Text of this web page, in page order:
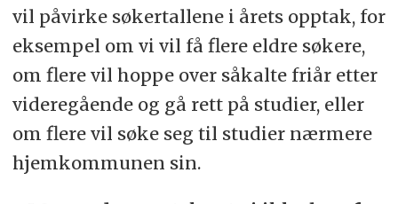
vil påvirke søkertallene i årets opptak, for
eksempel om vi vil få flere eldre søkere,
om flere vil hoppe over såkalte friår etter
videregående og gå rett på studier, eller
om flere vil søke seg til studier nærmere
hjemkommunen sin.